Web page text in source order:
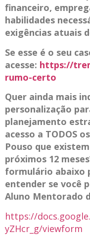
financeiro,
habilidades
exigências atuais
Se esse é o seu
acesse: https://
rumo-certo
Quer ainda mais
personalização
planejamento
acesso a TODOS
Pouso que
próximos 12
formulário abaixo
entender se você
Aluno Mentorado
https://
yZHcr_g/viewform